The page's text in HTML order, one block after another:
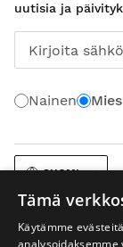
uutisia ja
Kirjoita
Nainen Mies
SUOMI
Tämä
Käytämme
analysoidaksemme